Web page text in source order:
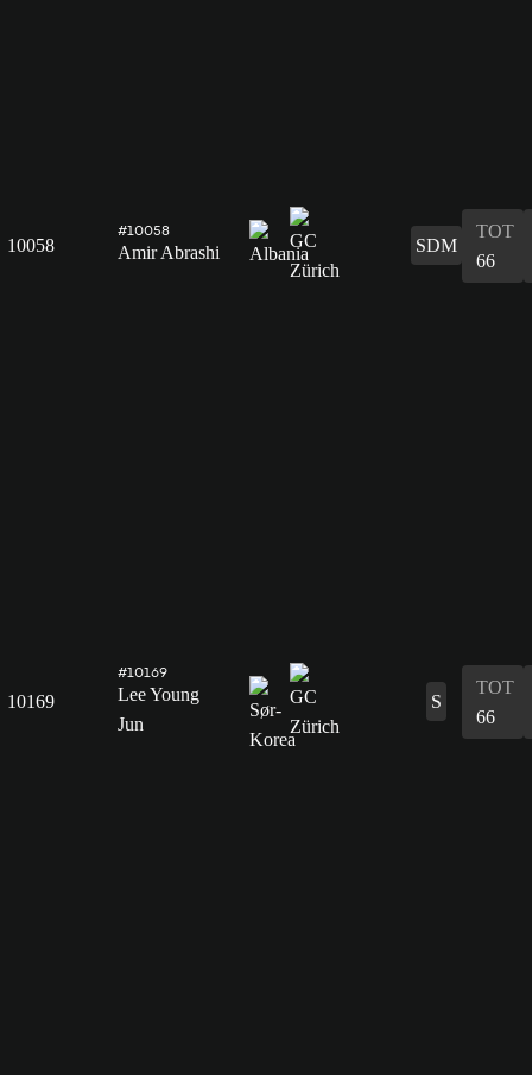
10058
#10058
Amir Abrashi SDM
TOT
66
10169
#10169
Lee Young
Jun
S
TOT
66